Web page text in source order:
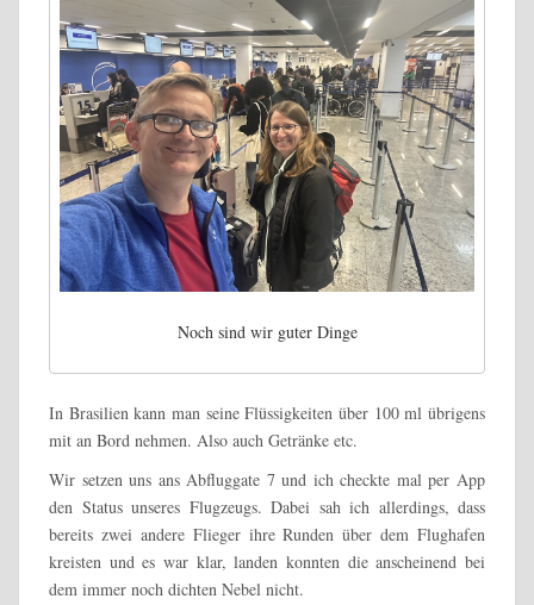
Noch sind wir guter Dinge
In Brasilien kann man seine Flüssigkeiten über 100 ml übrigens
mit an Bord nehmen. Also auch Getränke etc.
Wir setzen uns ans Abfluggate 7 und ich checkte mal per App
den Status unseres Flugzeugs. Dabei sah ich allerdings, dass
bereits zwei andere Flieger ihre Runden über dem Flughafen
kreisten und es war klar, landen konnten die anscheinend bei
dem immer noch dichten Nebel nicht.